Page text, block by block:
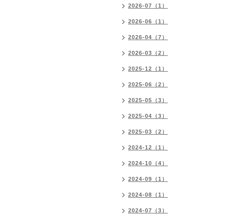
2026-07（1）
2026-06（1）
2026-04（7）
2026-03（2）
2025-12（1）
2025-06（2）
2025-05（3）
2025-04（3）
2025-03（2）
2024-12（1）
2024-10（4）
2024-09（1）
2024-08（1）
2024-07（3）